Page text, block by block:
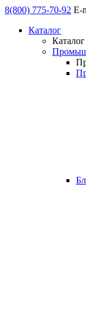
8(800) 775-70-92 E-
Каталог
Каталог